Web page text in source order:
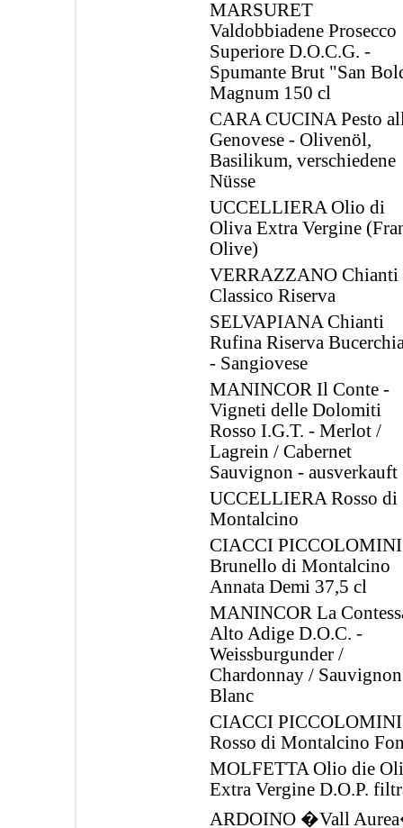
MARSURET
Valdobbiadene Prosecco
Superiore D.O.C.G. -
Spumante Brut "San
Magnum 150 cl
CARA CUCINA Pesto
Genovese - Olivenöl,
Basilikum, verschiedene
Nüsse
UCCELLIERA Olio di
Oliva Extra Vergine
Olive)
VERRAZZANO Chianti
Classico Riserva
SELVAPIANA Chianti
Rufina Riserva
- Sangiovese
MANINCOR Il Conte -
Vigneti delle Dolomiti
Rosso I.G.T. - Merlot /
Lagrein / Cabernet
Sauvignon - ausverkauft
UCCELLIERA Rosso di
Montalcino
CIACCI PICCOLOMINI
Brunello di Montalcino
Annata Demi 37,5 cl
MANINCOR La
Alto Adige D.O.C. -
Weissburgunder /
Chardonnay / Sauvignon
Blanc
CIACCI PICCOLOMINI
Rosso di Montalcino
MOLFETTA Olio die
Extra Vergine D.O.P.
ARDOINO �Vall